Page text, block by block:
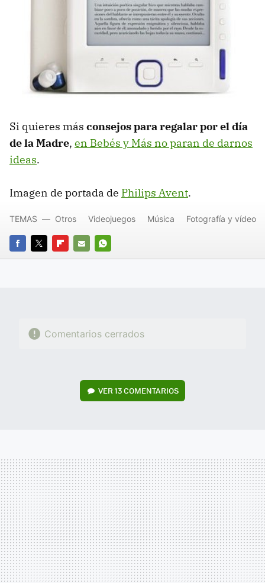
Si quieres más consejos para regalar por el día
de la Madre, en Bebés y Más no paran de darnos
ideas.
Imagen de portada de Philips Avent.
FACEBOOK
TWITTERFLIPBOARD
E-
WHATSAPP
TEMAS Otros Videojuegos Música Fotografía y vídeo
Comentarios cerrados
VER13 COMENTARIOS